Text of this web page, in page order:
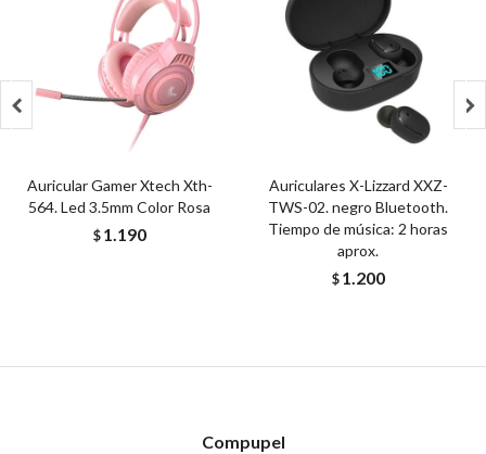
Auricular Gamer Xtech Xth-
564. Led 3.5mm Color Rosa
$ 1.190
Auriculares X-Lizzard XXZ-
TWS-02. negro Bluetooth.
Tiempo de música: 2 horas
aprox.
$ 1.200
 
Compupel